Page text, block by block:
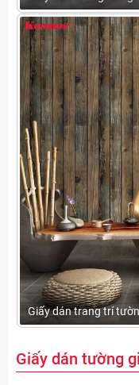
Giấy dán trang trí
Giấy dán tường